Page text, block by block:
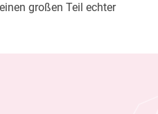
großen Teil echter